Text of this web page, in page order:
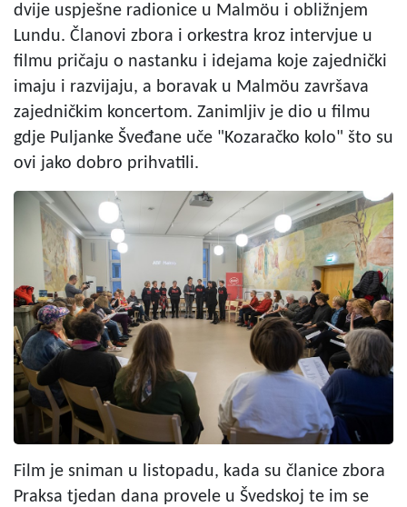
dvije uspješne radionice u Malmöu i obližnjem
Lundu. Članovi zbora i orkestra kroz intervjue u
filmu pričaju o nastanku i idejama koje zajednički
imaju i razvijaju, a boravak u Malmöu završava
zajedničkim koncertom. Zanimljiv je dio u filmu
gdje Puljanke Šveđane uče "Kozaračko kolo" što su
ovi jako dobro prihvatili.
Film je sniman u listopadu, kada su članice zbora
Praksa tjedan dana provele u Švedskoj te im se